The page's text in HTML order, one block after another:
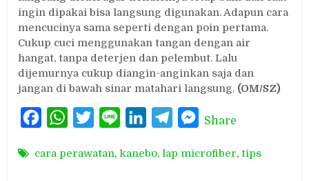
ingin dipakai bisa langsung digunakan. Adapun cara
mencucinya sama seperti dengan poin pertama.
Cukup cuci menggunakan tangan dengan air
hangat, tanpa deterjen dan pelembut. Lalu
dijemurnya cukup diangin-anginkan saja dan
jangan di bawah sinar matahari langsung. (OM/SZ)
FacebookWhatsAppTwitterLine LinkedInTelegramMessenger
Share
cara perawatan,kanebo, lap microfiber,tips